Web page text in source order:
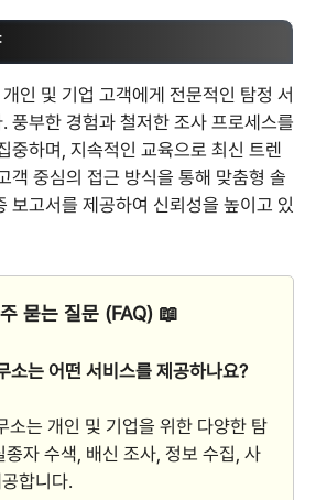
인 및 기업 고객에게 전문적인 탐정 서
풍부한 경험과 철저한 조사 프로세스를
중하며, 지속적인 교육으로 최신 트렌
객 중심의 접근 방식을 통해 맞춤형 솔
보고서를 제공하여 신뢰성을 높이고 있
묻는 질문 (FAQ) 📖
소는 어떤 서비스를 제공하나요?
소는 개인 및 기업을 위한 다양한 탐
종자 수색, 배신 조사, 정보 수집, 사
합니다.